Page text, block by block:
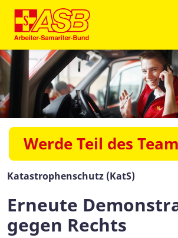
Werde Teil des
Katastrophenschutz (KatS)
Erneute
gegen Rechts